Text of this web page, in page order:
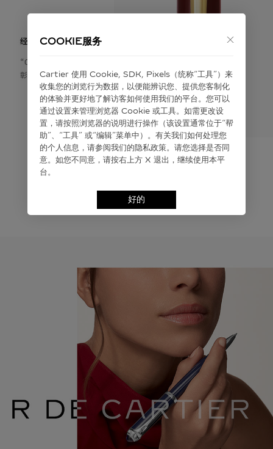
COOKIE服务
Cartier 使⽤ Cookie, SDK, Pixels（统称“⼯具”）来
收集您的浏览⾏为数据，以便能辨识您、提供您客制化
的体验并更好地了解访客如何使⽤我们的平台。您可以
通过设置来管理浏览器 Cookie 或⼯具。如需更改设
置，请按照浏览器的说明进⾏操作（该设置通常位于“帮
助”、“⼯具” 或“编辑”菜单中）。有关我们如何处理您
的个⼈信息，请参阅我们的隐私政策。请您选择是否同
意。如您不同意，请按右上⽅ X 退出，继续使⽤本平
台。
好的